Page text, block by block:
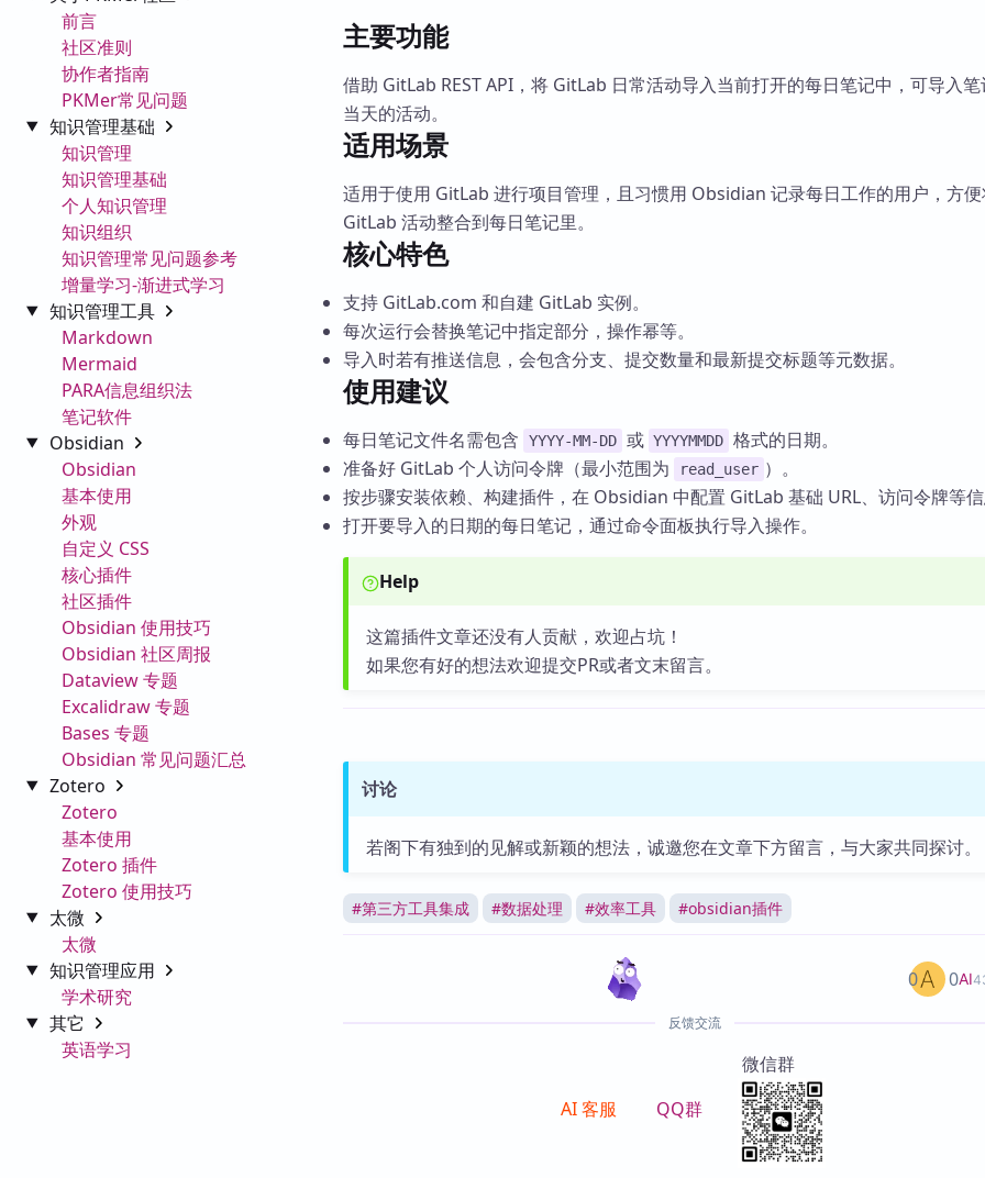
前言
社区准则
协作者指南
PKMer常见问题
知识管理基础
知识管理
知识管理基础
个人知识管理
知识组织
知识管理常见问题参考
增量学习-渐进式学习
知识管理工具
Markdown
Mermaid
PARA信息组织法
笔记软件
Obsidian
Obsidian
基本使用
外观
自定义 CSS
核心插件
社区插件
Obsidian 使用技巧
Obsidian 社区周报
Dataview 专题
Excalidraw 专题
Bases 专题
Obsidian 常见问题汇总
Zotero
Zotero
基本使用
Zotero 插件
Zotero 使用技巧
太微
太微
知识管理应用
学术研究
其它
英语学习
主要功能
借助 GitLab REST API，将 GitLab 日常活动导入当前打开的每日笔记中，可导入
当天的活动。
适用场景
适用于使用 GitLab 进行项目管理，且习惯用 Obsidian 记录每日工作的用户，方
GitLab 活动整合到每日笔记里。
核心特色
支持 GitLab.com 和自建 GitLab 实例。
每次运行会替换笔记中指定部分，操作幂等。
导入时若有推送信息，会包含分支、提交数量和最新提交标题等元数据。
使用建议
每日笔记文件名需包含 YYYY-MM-DD 或 YYYYMMDD 格式的日期。
准备好 GitLab 个人访问令牌（最小范围为
read_user ）。
按步骤安装依赖、构建插件，在 Obsidian 中配置 GitLab 基础 URL、访问令牌等信
打开要导入的日期的每日笔记，通过命令面板执行导入操作。
Help
这篇插件文章还没有人贡献，欢迎占坑！
如果您有好的想法欢迎提交PR或者文末留言。
讨论
若阁下有独到的见解或新颖的想法，诚邀您在文章下方留言，与大家共同探讨。
#第三方工具集成 #数据处理 #效率工具 #obsidian插件
AI
0 0
反馈交流
AI 客服 QQ群
微信群